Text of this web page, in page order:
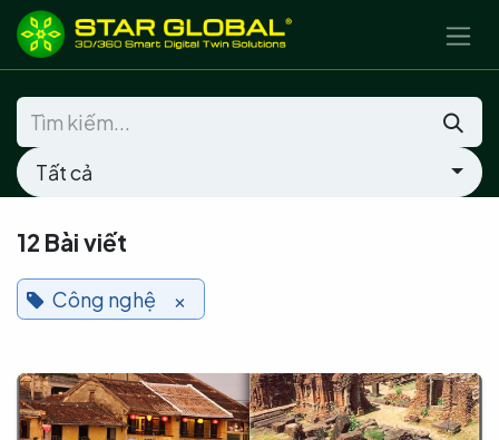
BỎ QUA ĐỂ ĐẾN NỘI DUNG
Tất cả
12 Bài viết
Công nghệ ×